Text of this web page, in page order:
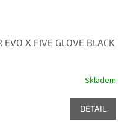
EVO X FIVE GLOVE BLACK
Skladem
DETAIL